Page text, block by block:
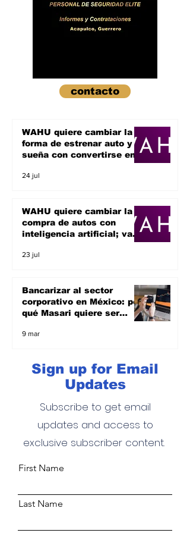
contacto
WAHU quiere cambiar la
forma de estrenar auto y
sueña con convertirse en
24 jul
WAHU quiere cambiar la
compra de autos con
inteligencia artificial; va
unicornio
23 jul
Bancarizar al sector
corporativo en México: por
qué Masari quiere ser
empresas
9 mar
Sign up for Email
Updates
Subscribe to get email
updates and access to
exclusive subscriber content.
First Name
Last Name